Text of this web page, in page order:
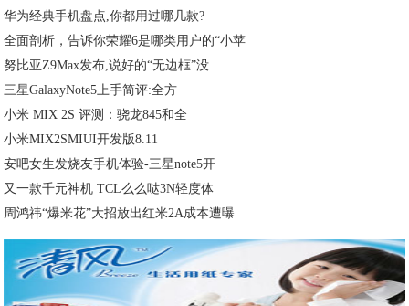
华为经典手机盘点,你都用过哪几款?
全面剖析，告诉你荣耀6是哪类用户的“小苹
努比亚Z9Max发布,说好的“无边框”没
三星GalaxyNote5上手简评:全方
小米 MIX 2S 评测：骁龙845和全
小米MIX2SMIUI开发版8.11
安吧女生发烧友手机体验-三星note5开
又一款千元神机 TCL么么哒3N轻度体
周鸿祎“爆米花”大招放出红米2A成本遭曝